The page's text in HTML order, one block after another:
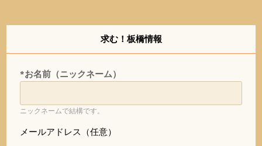
求む！板橋情報
*お名前（ニックネーム）
ニックネームで結構です。
メールアドレス（任意）